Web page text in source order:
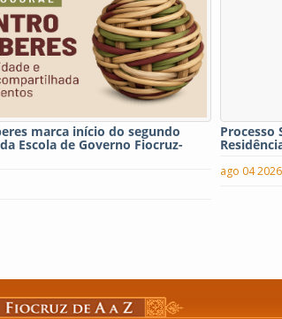
marca início do segundo
Escola de Governo Fiocruz-
Processo
ago 04 2026